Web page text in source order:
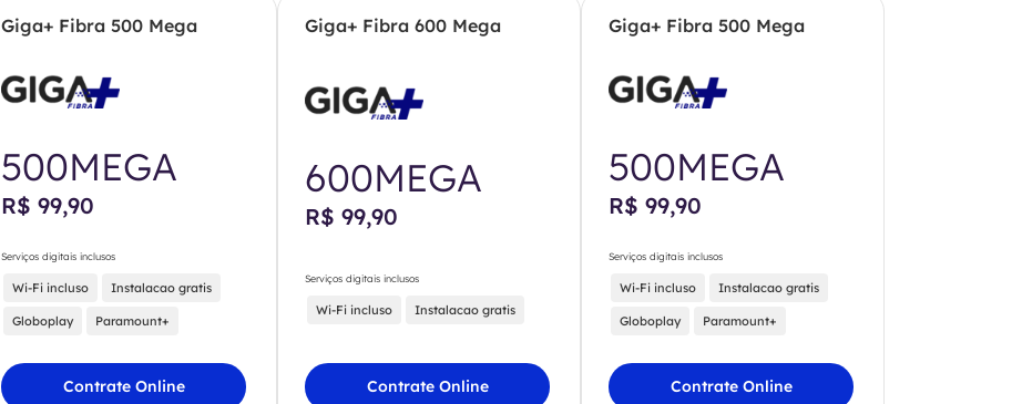
Giga+ Fibra 500 Mega
500MEGA
R$ 99,90
Serviços digitais inclusos
Wi-Fi incluso Instalacao gratis
Globoplay Paramount+
Contrate Online
Giga+ Fibra 600 Mega
600MEGA
R$ 99,90
Serviços digitais inclusos
Wi-Fi incluso Instalacao gratis
Contrate Online
Giga+ Fibra 500 Mega
500MEGA
R$ 99,90
Serviços digitais inclusos
Wi-Fi incluso Instalacao gratis
Globoplay Paramount+
Contrate Online